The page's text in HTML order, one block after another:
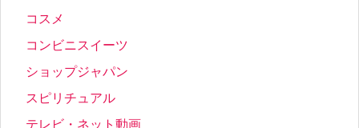
コスメ
コンビニスイーツ
ショップジャパン
スピリチュアル
テレビ・ネット動画